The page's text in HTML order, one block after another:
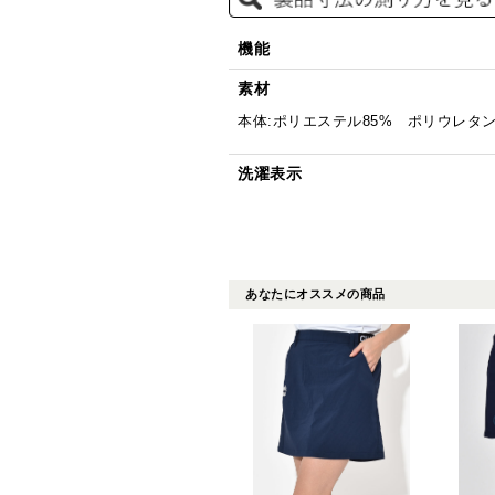
機能
素材
本体:ポリエステル85% ポリウレタ
洗濯表示
あなたにオススメの商品